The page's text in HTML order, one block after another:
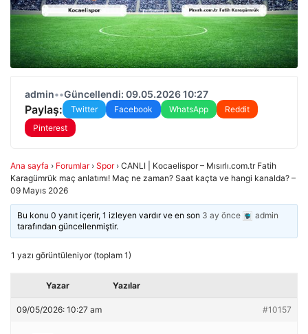
admin••Güncellendi: 09.05.2026 10:27
Paylaş: Twitter Facebook WhatsApp
Reddit
Pinterest
Ana sayfa › Forumlar › Spor › CANLI | Kocaelispor – Mısırlı.com.tr Fatih
Karagümrük maç anlatımı! Maç ne zaman? Saat kaçta ve hangi kanalda? –
09 Mayıs 2026
Bu konu 0 yanıt içerir, 1 izleyen vardır ve en son 3 ay önce
admin
tarafından güncellenmiştir.
1 yazı görüntüleniyor (toplam 1)
Yazar Yazılar
09/05/2026: 10:27 am #10157